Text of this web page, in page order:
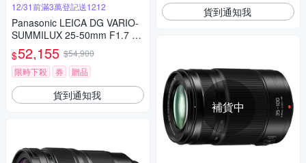
12/31前滿3萬登記送1212
Panasonic LEICA DG VARIO-
SUMMILUX 25-50mm F1.7 AS
PH. 望遠變焦鏡頭 公司貨
$52,155 $54,900
限時下殺
券 贈品
貨到通知我
貨到通知我
補貨中